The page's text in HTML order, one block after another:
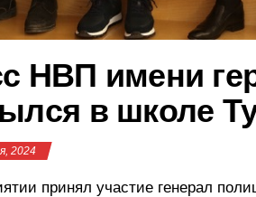
НВП имени
в школе
2024
принял участие генерал